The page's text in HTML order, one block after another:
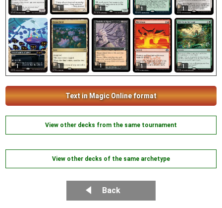
1 1 1 1 1
1 1 1 1 1
Text in Magic Online format
View other decks from the same tournament
View other decks of the same archetype
Back